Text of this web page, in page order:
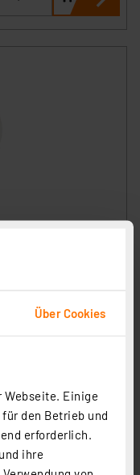
Über Cookies
Webseite. Einige
den Betrieb und
erforderlich.
ihre
Alexa, App
zzgl. MwSt.